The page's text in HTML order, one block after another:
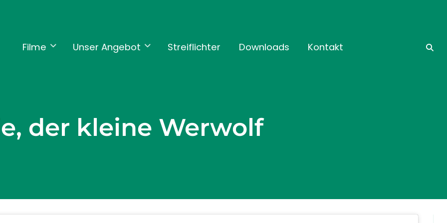
Filme Unser Angebot Streiflichter Downloads Kontakt
der kleine Werwolf